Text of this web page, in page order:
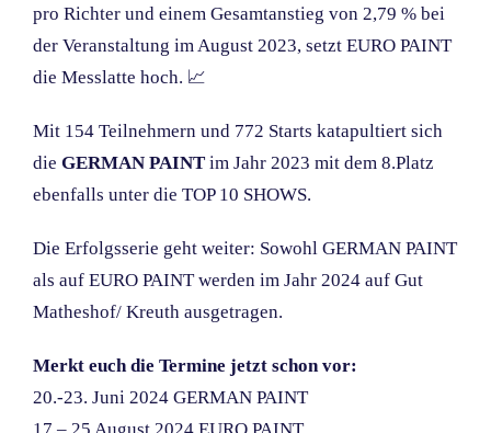
pro Richter und einem Gesamtanstieg von 2,79 % bei
der Veranstaltung im August 2023, setzt EURO PAINT
die Messlatte hoch. 📈
Mit 154 Teilnehmern und 772 Starts katapultiert sich
die GERMAN PAINT im Jahr 2023 mit dem 8.Platz
ebenfalls unter die TOP 10 SHOWS.
Die Erfolgsserie geht weiter: Sowohl GERMAN PAINT
als auf EURO PAINT werden im Jahr 2024 auf Gut
Matheshof/ Kreuth ausgetragen.
Merkt euch die Termine jetzt schon vor:
20.-23. Juni 2024 GERMAN PAINT
17.– 25 August 2024 EURO PAINT